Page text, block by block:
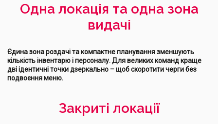
Одна локація та одна зона
видачі
Єдина зона роздачі та компактне планування зменшують
кількість інвентарю і персоналу. Для великих команд краще
дві ідентичні точки дзеркально – щоб скоротити черги без
подвоєння меню.
Закриті локації